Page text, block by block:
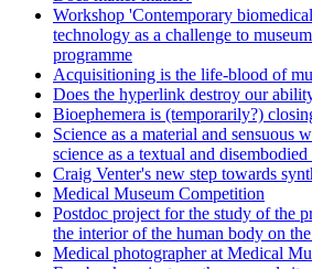
Workshop 'Contemporary
technology as a challenge to
programme
Acquisitioning is the life-blood of
Does the hyperlink destroy our
Bioephemera is (temporarily?)
Science as a material and sensuous
science as a textual and
Craig Venter's new step towards
Medical Museum Competition
Postdoc project for the study of the
the interior of the human body on
Medical photographer at Medical